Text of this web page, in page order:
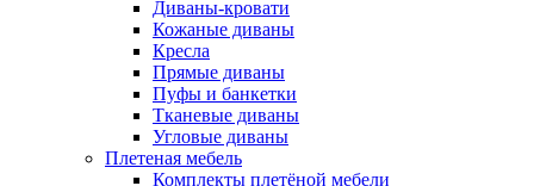
Диваны-кровати
Кожаные диваны
Кресла
Прямые диваны
Пуфы и банкетки
Тканевые диваны
Угловые диваны
Плетеная мебель
Комплекты плетёной мебели